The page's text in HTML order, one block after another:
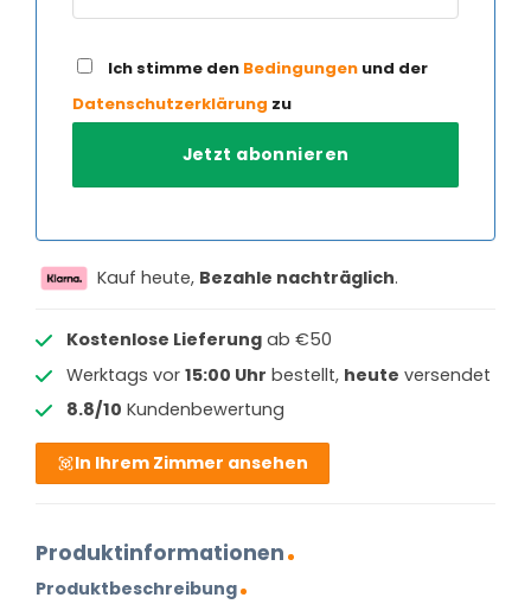
Ich stimme den Bedingungen und der
Datenschutzerklärung zu
Kauf heute, Bezahle nachträglich.
Kostenlose Lieferungab €50
Werktags vor 15:00 Uhr bestellt, heute versendet
8.8/10 Kundenbewertung
In Ihrem Zimmer ansehen
Produktinformationen
Produktbeschreibung